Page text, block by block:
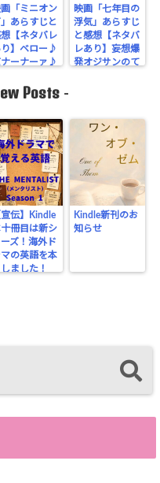
画「ミニオン
」あらすじと
【ネタバレ
り】ベロー♪
ナーナーァ♪
映画「七年目の
浮気」あらすじ
と感想【ネタバ
レあり】妄想爆
発オジサンのて
Posts -
宣伝】Kindle
冊目は新シ
ーズ！海外ド
マの英語を本
ました！
Kindle新刊のお
知らせ